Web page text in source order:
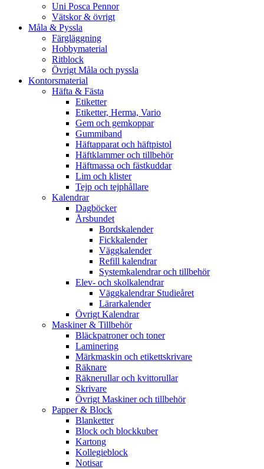
Uni Posca Pennor
Vätskor & övrigt
Måla & Pyssla
Färgläggning
Hobbymaterial
Ritblock
Övrigt Måla och pyssla
Kontorsmaterial
Häfta & Fästa
Etiketter
Etiketter, Herma, Vario
Gem och gemkoppar
Gummiband
Häftapparat och häftpistol
Häftklammer och tillbehör
Häftmassa och fästkuddar
Lim och klister
Tejp och tejphållare
Kalendrar
Dagböcker
Årsbundet
Bordskalender
Fickkalender
Väggkalender
Refill kalendrar
Systemkalendrar och tillbehör
Elev- och skolkalendrar
Väggkalendrar Studieåret
Lärarkalender
Övrigt Kalendrar
Maskiner & Tillbehör
Bläckpatroner och toner
Laminering
Märkmaskin och etikettskrivare
Räknare
Räknerullar och kvittorullar
Skrivare
Övrigt Maskiner och tillbehör
Papper & Block
Blanketter
Block och blockkuber
Kartong
Kollegieblock
Notisar